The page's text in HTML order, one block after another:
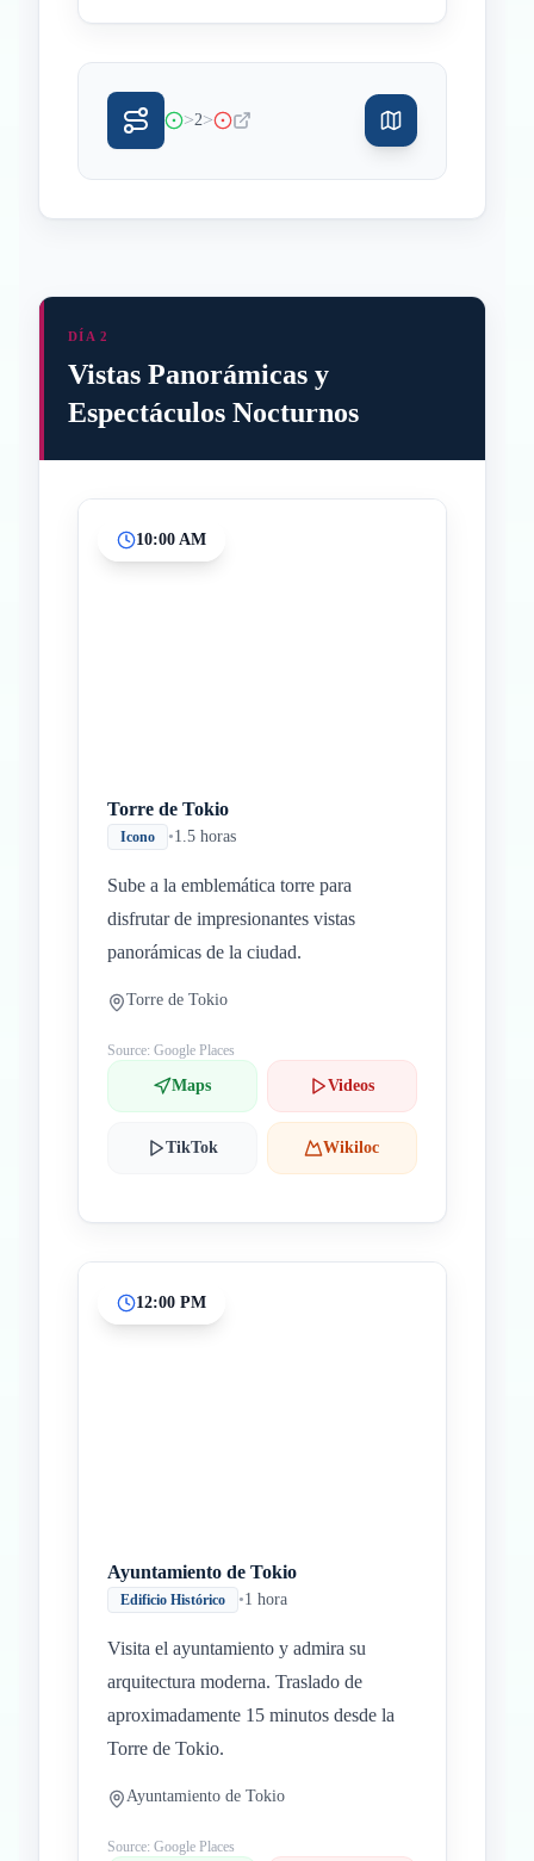
>2>
DÍA 2
Vistas Panorámicas y
Espectáculos Nocturnos
10:00 AM
Torre de Tokio
Icono •1.5 horas
Sube a la emblemática torre para
disfrutar de impresionantes vistas
panorámicas de la ciudad.
Torre de Tokio
Source: Google Places
Maps Videos
TikTok Wikiloc
12:00 PM
Ayuntamiento de Tokio
Edificio Histórico •1 hora
Visita el ayuntamiento y admira su
arquitectura moderna. Traslado de
aproximadamente 15 minutos desde la
Torre de Tokio.
Ayuntamiento de Tokio
Source: Google Places